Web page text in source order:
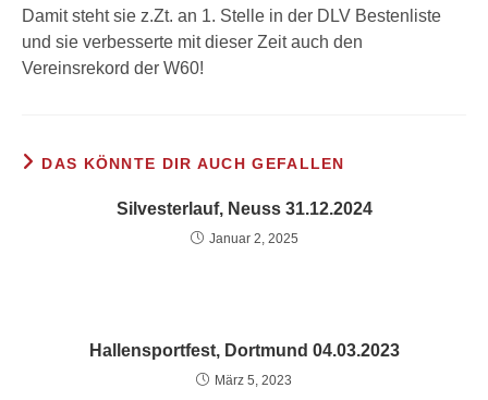
Damit steht sie z.Zt. an 1. Stelle in der DLV Bestenliste
und sie verbesserte mit dieser Zeit auch den
Vereinsrekord der W60!
DAS KÖNNTE DIR AUCH GEFALLEN
Silvesterlauf, Neuss 31.12.2024
Januar 2, 2025
Hallensportfest, Dortmund 04.03.2023
März 5, 2023